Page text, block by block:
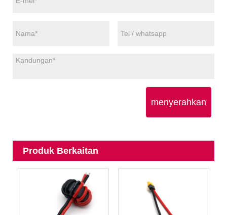
menyerahkan
Produk Berkaitan